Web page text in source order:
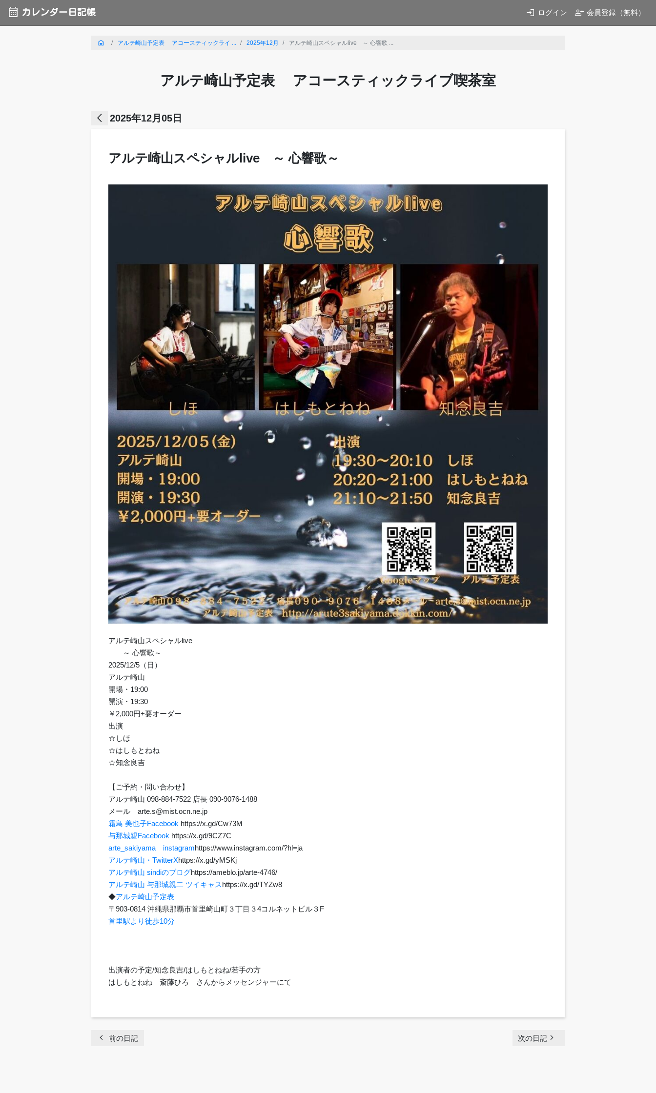
calendar_month カレンダー日記帳 login ログイン person_add 会員登録（無料）
home アルテ崎山予定表 アコースティックライ ... 2025年12月 アルテ崎山スペシャルlive ～ 心響歌 ...
アルテ崎山予定表 アコースティックライブ喫茶室
arrow_back_ios 2025年12月05日
アルテ崎山スペシャルlive ～ 心響歌～
アルテ崎山スペシャルlive
～ 心響歌～
2025/12/5（日）
アルテ崎山
開場・19:00
開演・19:30
￥2,000円+要オーダー
出演
☆しほ
☆はしもとねね
☆知念良吉
【ご予約・問い合わせ】
アルテ崎山 098-884-7522 店長 090-9076-1488
メール arte.s@mist.ocn.ne.jp
霜鳥 美也子Facebook https://x.gd/Cw73M
与那城親Facebook https://x.gd/9CZ7C
arte_sakiyama instagramhttps://www.instagram.com/?hl=ja
アルテ崎山・TwitterXhttps://x.gd/yMSKj
アルテ崎山 sindiのブログhttps://ameblo.jp/arte-4746/
アルテ崎山 与那城親二 ツイキャスhttps://x.gd/TYZw8
◆アルテ崎山予定表
〒903-0814 沖縄県那覇市首里崎山町３丁目３4コルネットビル３F
首里駅より徒歩10分
出演者の予定/知念良吉/はしもとねね/若手の方
はしもとねね 斎藤ひろ さんからメッセンジャーにて
chevron_left 前の日記 次の日記navigate_next